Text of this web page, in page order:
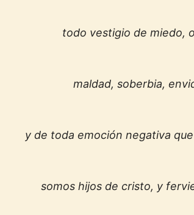
todo vestigio de miedo,
maldad, soberbia,
y de toda emoción negativa
somos hijos de cristo, y